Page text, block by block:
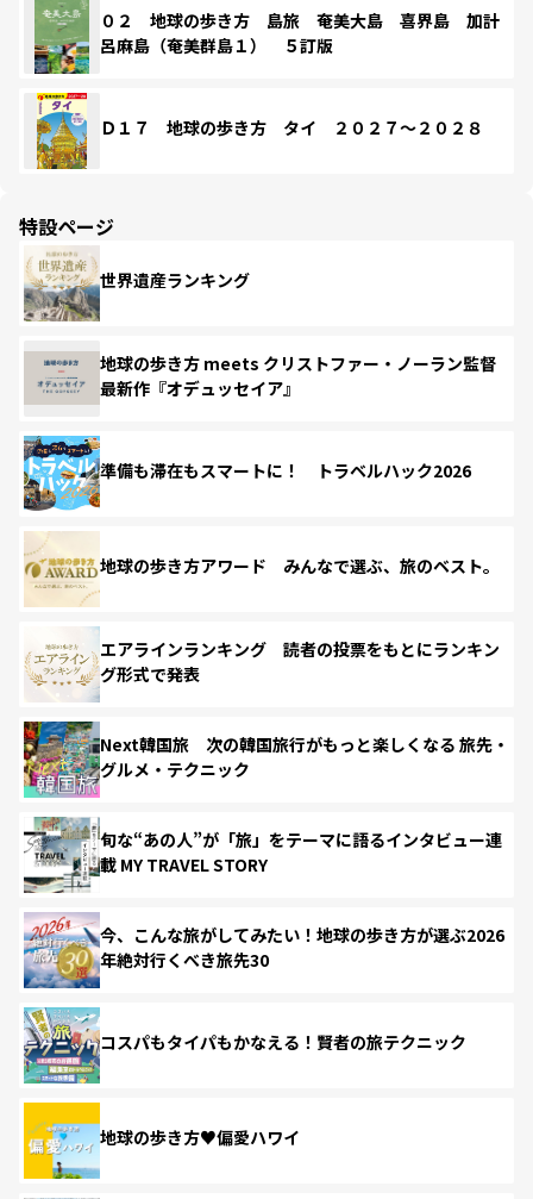
０２ 地球の歩き方 島旅 奄美大島 喜界島 加計
呂麻島（奄美群島１） ５訂版
Ｄ１７ 地球の歩き方 タイ ２０２７～２０２８
特設ページ
世界遺産ランキング
地球の歩き方 meets クリストファー・ノーラン監督
最新作『オデュッセイア』
準備も滞在もスマートに！ トラベルハック2026
地球の歩き方アワード みんなで選ぶ、旅のベスト。
エアラインランキング 読者の投票をもとにランキン
グ形式で発表
Next韓国旅 次の韓国旅行がもっと楽しくなる 旅先・
グルメ・テクニック
旬な“あの人”が「旅」をテーマに語るインタビュー連
載 MY TRAVEL STORY
今、こんな旅がしてみたい！地球の歩き方が選ぶ2026
年絶対行くべき旅先30
コスパもタイパもかなえる！賢者の旅テクニック
地球の歩き方♥偏愛ハワイ